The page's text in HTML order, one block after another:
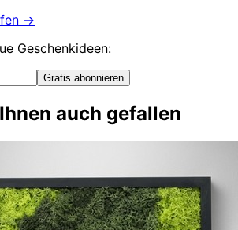
→
Geschenkideen:
Gratis abonnieren
auch gefallen